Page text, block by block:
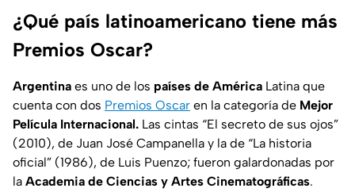
¿Qué país latinoamericano tiene más
Premios Oscar?
Argentina es uno de los países de América Latina que
cuenta con dos Premios Oscar en la categoría de Mejor
Película Internacional. Las cintas “El secreto de sus ojos”
(2010), de Juan José Campanella y la de “La historia
oficial” (1986), de Luis Puenzo; fueron galardonadas por
la Academia de Ciencias y Artes Cinematográficas.